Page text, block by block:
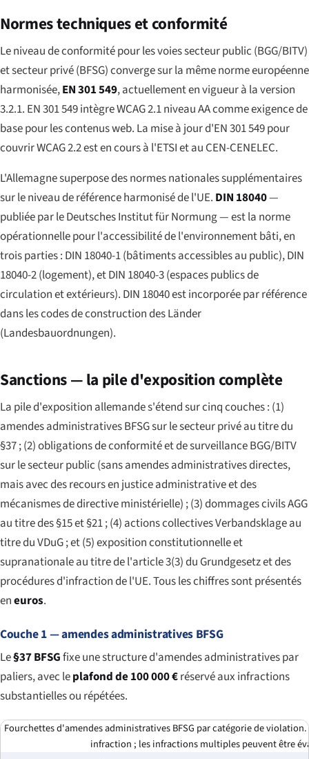
Normes techniques et conformité
Le niveau de conformité pour les voies secteur public (BGG/BITV)
et secteur privé (BFSG) converge sur la même norme européenne
harmonisée,EN 301 549, actuellement en vigueur à la version
3.2.1. EN 301 549 intègre WCAG 2.1 niveau AA comme exigence de
base pour les contenus web. La mise à jour d'EN 301 549 pour
couvrir WCAG 2.2 est en cours à l'ETSI et au CEN-CENELEC.
L'Allemagne superpose des normes nationales supplémentaires
sur le niveau de référence harmonisé de l'UE. DIN 18040—
publiée par le Deutsches Institut für Normung — est la norme
opérationnelle pour l'accessibilité de l'environnement bâti, en
trois parties : DIN 18040-1 (bâtiments accessibles au public), DIN
18040-2 (logement), et DIN 18040-3 (espaces publics de
circulation et extérieurs). DIN 18040 est incorporée par référence
dans les codes de construction des Länder
(Landesbauordnungen).
Sanctions — la pile d'exposition complète
La pile d'exposition allemande s'étend sur cinq couches : (1)
amendes administratives BFSG sur le secteur privé au titre du
§37 ; (2) obligations de conformité et de surveillance BGG/BITV
sur le secteur public (sans amendes administratives directes,
mais avec des recours en justice administrative et des
mécanismes de directive ministérielle) ; (3) dommages civils AGG
au titre des §15 et §21 ; (4) actions collectives Verbandsklage au
titre du VDuG ; et (5) exposition constitutionnelle et
supranationale au titre de l'article 3(3) du Grundgesetz et des
procédures d'infraction de l'UE. Tous les chiffres sont présentés
eneuros.
Couche 1 — amendes administratives BFSG
Le§37 BFSGfixe une structure d'amendes administratives par
paliers, avec leplafond de 100 000 €réservé aux infractions
substantielles ou répétées.
Fourchettes d'amendes administratives BFSG par catégorie de
infraction ; les infractions multiples peuvent être